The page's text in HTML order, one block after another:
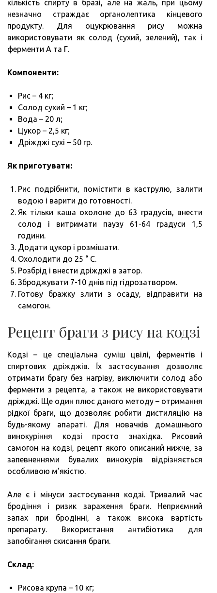
кількість спирту в бразі, але на жаль, при цьому
незначно страждає органолептика кінцевого
продукту. Для оцукрювання рису можна
використовувати як солод (сухий, зелений), так і
ферменти А та Г.
Компоненти:
Рис – 4 кг;
Солод сухий – 1 кг;
Вода – 20 л;
Цукор – 2,5 кг;
Дріжджі сухі – 50 гр.
Як приготувати:
Рис подрібнити, помістити в каструлю, залити
водою і варити до готовності.
Як тільки каша охолоне до 63 градусів, внести
солод і витримати паузу 61-64 градуси 1,5
години.
Додати цукор і розмішати.
Охолодити до 25 ° С.
Розбрід і внести дріжджі в затор.
Зброджувати 7-10 днів під гідрозатвором.
Готову бражку злити з осаду, відправити на
самогон.
Рецепт браги з рису на кодзі
Кодзі – це спеціальна суміш цвілі, ферментів і
спиртових дріжджів. Їх застосування дозволяє
отримати брагу без нагріву, виключити солод або
ферменти з рецепта, а також не використовувати
дріжджі. Ще один плюс даного методу – отримання
рідкої браги, що дозволяє робити дистиляцію на
будь-якому апараті. Для новачків домашнього
винокуріння кодзі просто знахідка. Рисовий
самогон на кодзі, рецепт якого описаний нижче, за
запевненнями бувалих винокурів відрізняється
особливою м’якістю.
Але є і мінуси застосування кодзі. Тривалий час
бродіння і ризик зараження браги. Неприємний
запах при бродінні, а також висока вартість
препарату. Використання антибіотика для
запобігання скисання браги.
Склад:
Рисова крупа – 10 кг;